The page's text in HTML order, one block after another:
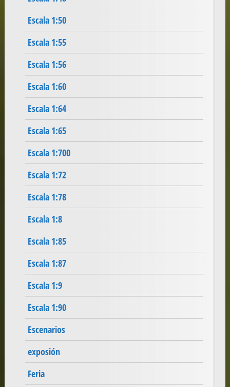
Escala 1:50
Escala 1:55
Escala 1:56
Escala 1:60
Escala 1:64
Escala 1:65
Escala 1:700
Escala 1:72
Escala 1:78
Escala 1:8
Escala 1:85
Escala 1:87
Escala 1:9
Escala 1:90
Escenarios
exposión
Feria